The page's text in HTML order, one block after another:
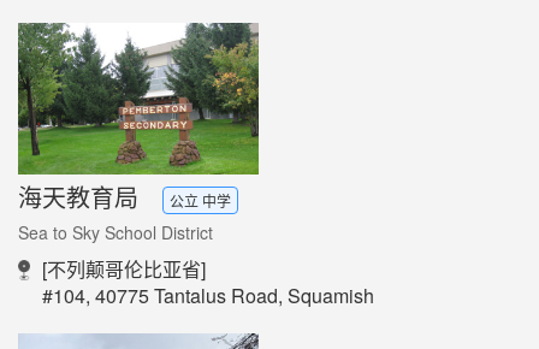
海天教育局 公立 中学
Sea to Sky School District
[不列颠哥伦比亚省]
#104, 40775 Tantalus Road, Squamish